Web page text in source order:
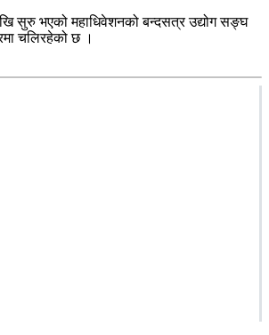
सुरु भएको महाधिवेशनको बन्दसत्र उद्योग सङ्घ
चलिरहेको छ ।